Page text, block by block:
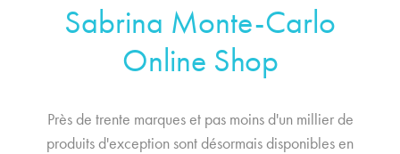
Sabrina Monte-Carlo
Online Shop
Près de trente marques et pas moins d'un millier de
produits d'exception sont désormais disponibles en